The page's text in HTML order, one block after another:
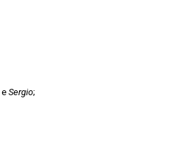
e Sergio;